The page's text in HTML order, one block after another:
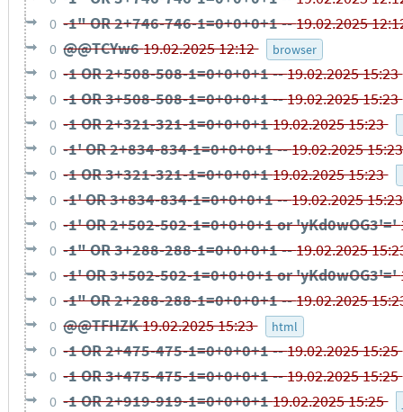
0 -1" OR 2+746-746-1=0+0+0+1 --19.02.2025
0 @@TCYw619.02.2025 12:12 browser
0 -1 OR 2+508-508-1=0+0+0+1 --19.02.2025 15:23
0 -1 OR 3+508-508-1=0+0+0+1 --19.02.2025 15:23
0 -1 OR 2+321-321-1=0+0+0+119.02.2025 15:23
0 -1' OR 2+834-834-1=0+0+0+1 --19.02.2025
0 -1 OR 3+321-321-1=0+0+0+119.02.2025 15:23
0 -1' OR 3+834-834-1=0+0+0+1 --19.02.2025
0 -1' OR 2+502-502-1=0+0+0+1 or 'yKd0wOG3'='
0 -1" OR 3+288-288-1=0+0+0+1 --19.02.2025
0 -1' OR 3+502-502-1=0+0+0+1 or 'yKd0wOG3'='
0 -1" OR 2+288-288-1=0+0+0+1 --19.02.2025
0 @@TFHZK19.02.2025 15:23 html
0 -1 OR 2+475-475-1=0+0+0+1 --19.02.2025 15:25
0 -1 OR 3+475-475-1=0+0+0+1 --19.02.2025 15:25
0 -1 OR 2+919-919-1=0+0+0+119.02.2025 15:25